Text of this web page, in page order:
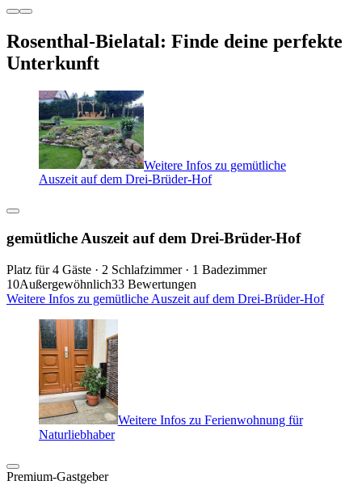
Rosenthal-Bielatal: Finde deine perfekte
Unterkunft
Weitere Infos zu gemütliche
Auszeit auf dem Drei-Brüder-Hof
gemütliche Auszeit auf dem Drei-Brüder-Hof
Platz für 4 Gäste · 2 Schlafzimmer · 1 Badezimmer
10Außergewöhnlich33 Bewertungen
Weitere Infos zu gemütliche Auszeit auf dem Drei-Brüder-Hof
Weitere Infos zu Ferienwohnung für
Naturliebhaber
Premium-Gastgeber